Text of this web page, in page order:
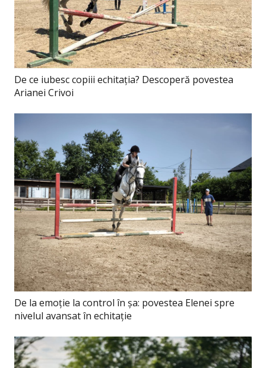
De ce iubesc copiii echitația? Descoperă povestea
Arianei Crivoi
De la emoție la control în șa: povestea Elenei spre
nivelul avansat în echitație